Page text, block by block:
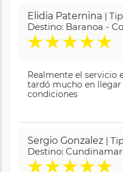
Elidia Paternina |
Destino: Baranoa -
★★★★★
Realmente el servicio
tardó mucho en llegar
condiciones
Sergio Gonzalez |
Destino:
★★★★★